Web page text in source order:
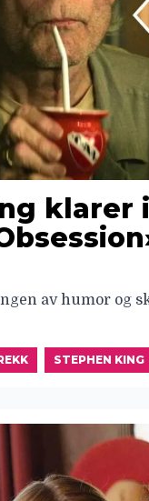
klarer
av humor og
STEPHEN KING